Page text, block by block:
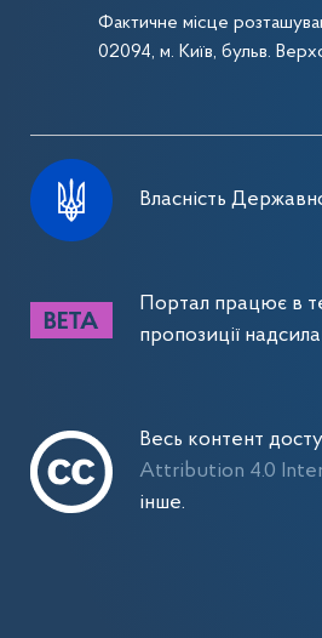
Фактичне місце
02094, м. Київ, бульв.
Власність
Портал працює в
пропозиції
Весь контент
Attribution 4.0
інше.